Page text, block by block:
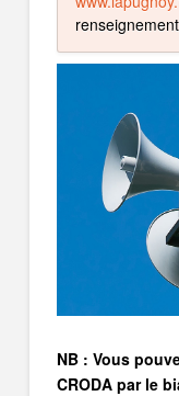
NB : Vous
CRODA par le